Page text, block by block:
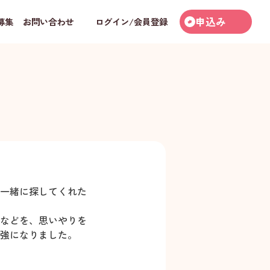
集 お問い合わせ ログイン/会員登録 申込み
緒に探してくれた
どを、思いやりを
になりました。